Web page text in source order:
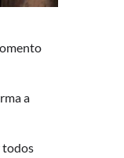
a
todos